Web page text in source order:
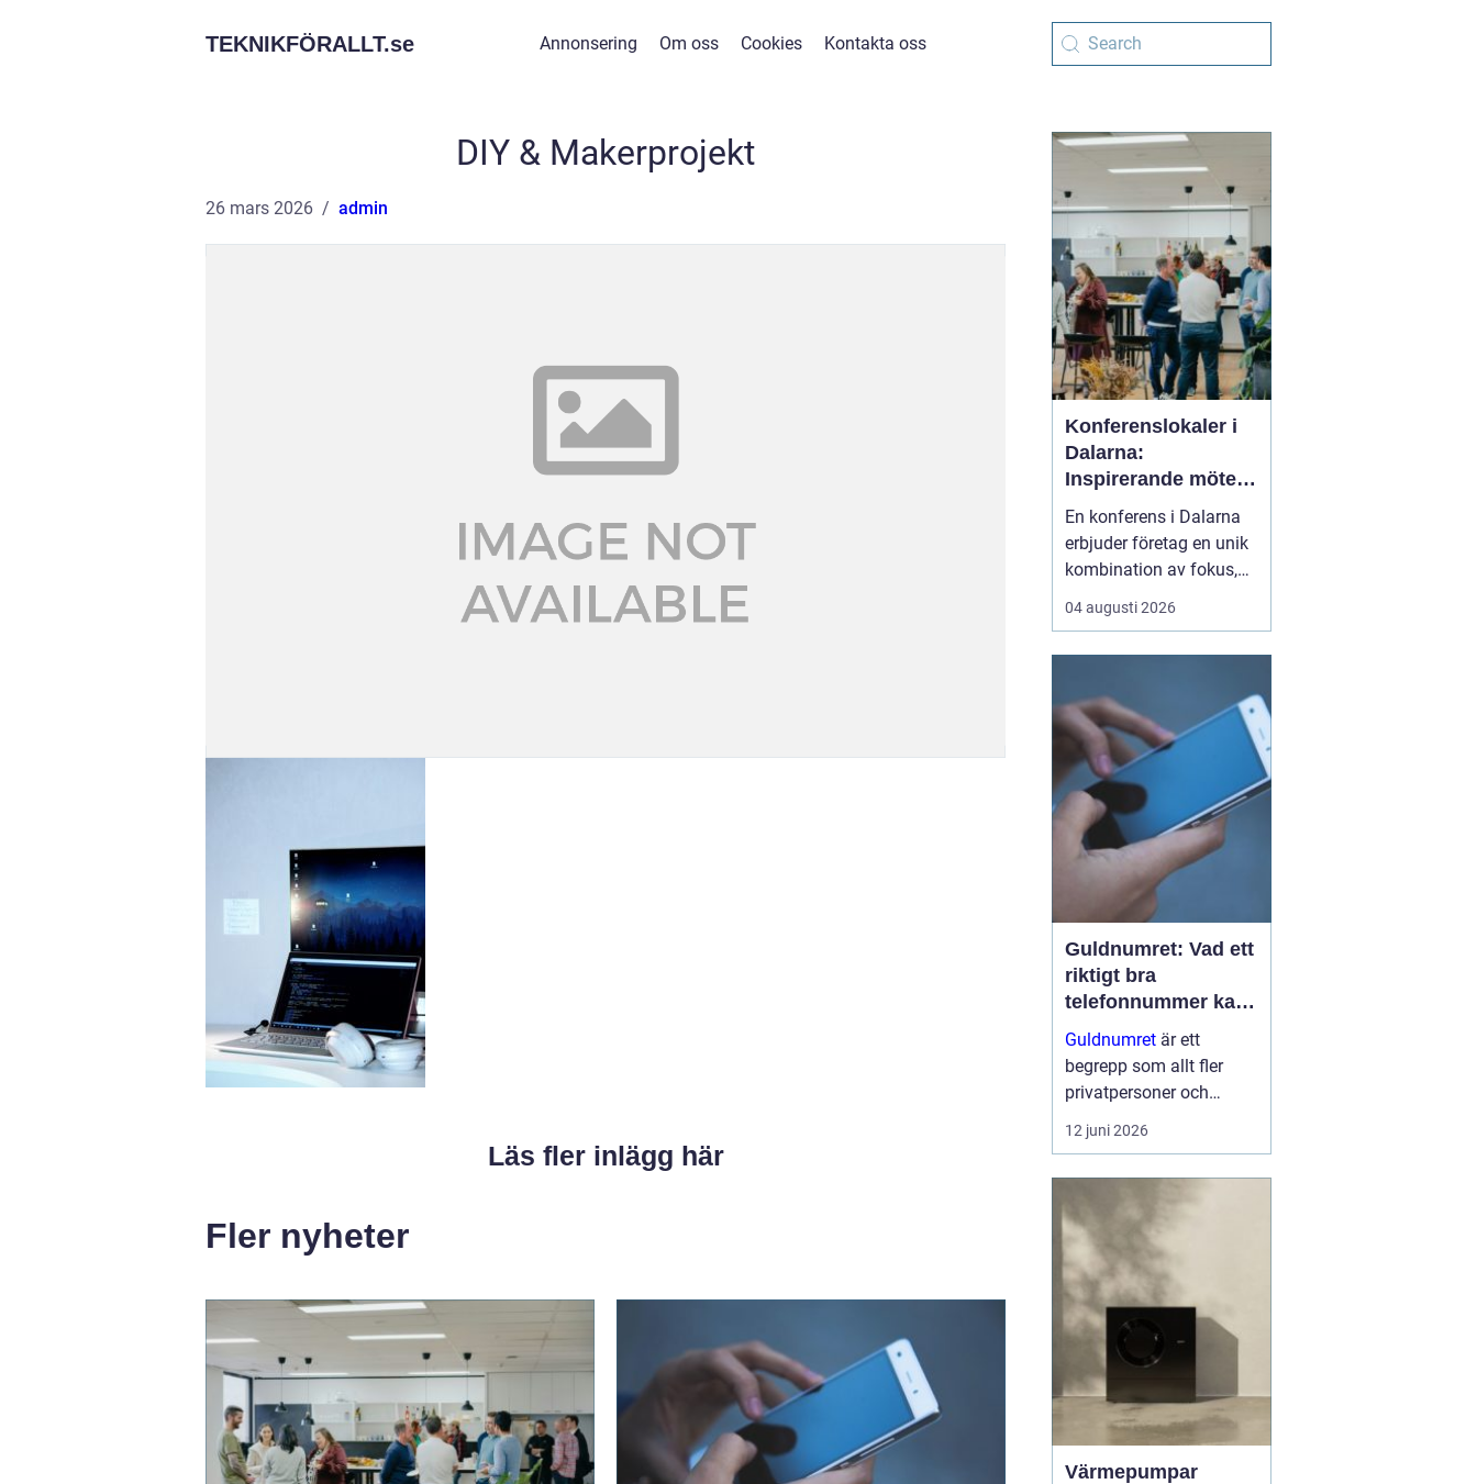
TEKNIKFÖRALLT.se Annonsering Om oss Cookies Kontakta oss
DIY & Makerprojekt
26 mars 2026 admin
Läs fler inlägg här
Fler nyheter
Konferenslokaler i
Dalarna:
Inspirerande möten
i hjärtat av Sverige
En konferens i Dalarna
erbjuder företag en unik
kombination av fokus,
återhämtning och
gemensamma
och kreativitet. Regionen
lockar med storslagen
natur, tydliga årstider o...
04 augusti 2026
Guldnumret: Vad ett
riktigt bra
telefonnummer kan
göra för dig
Guldnumret är ett
begrepp som allt fler
privatpersoner och
företag får upp ögonen
för när de vill sticka ut,
vardagstelefoni. Genom
tjänste...
12 juni 2026
Värmepumpar